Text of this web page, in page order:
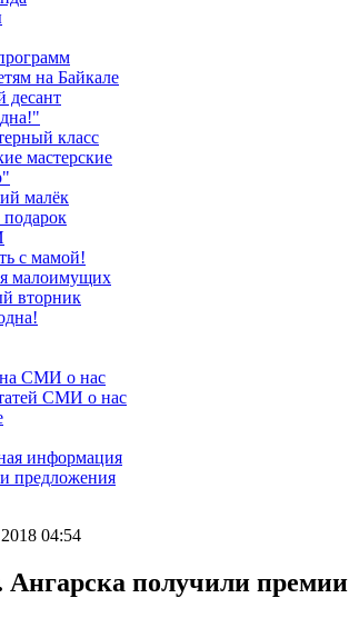
на Байкале
десант
класс
мастерские
малёк
с мамой!
малоимущих
вторник
СМИ о нас
СМИ о нас
информация
предложения
04:54
Ангарска получили премии